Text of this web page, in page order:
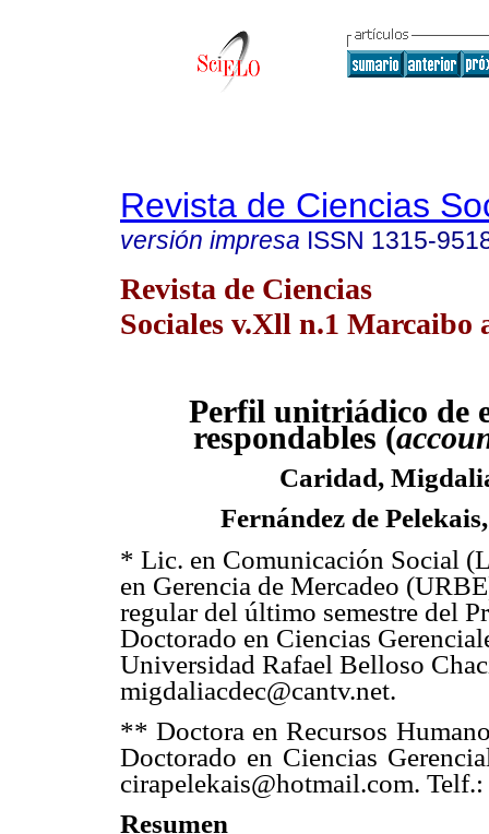
Revista de Ciencias
versión impresa ISSN 1315-
Revista de Ciencias
Sociales v.Xll n.1 Marcaibo
Perfil unitriádico de
respondables (
Caridad,
Fernández de
* Lic. en Comunicación Social
en Gerencia de Mercadeo
regular del último semestre del
Doctorado en Ciencias
Universidad Rafael Belloso
migdaliacdec@cantv.net.
** Doctora en Recursos
Doctorado en Ciencias
cirapelekais@hotmail.com.
Resumen